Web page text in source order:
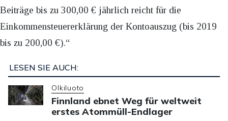
Beiträge bis zu 300,00 € jährlich reicht für die
Einkommensteuererklärung der Kontoauszug (bis 2019
bis zu 200,00 €).“
LESEN SIE AUCH:
Olkiluoto
Finnland ebnet Weg für weltweit
erstes Atommüll-Endlager